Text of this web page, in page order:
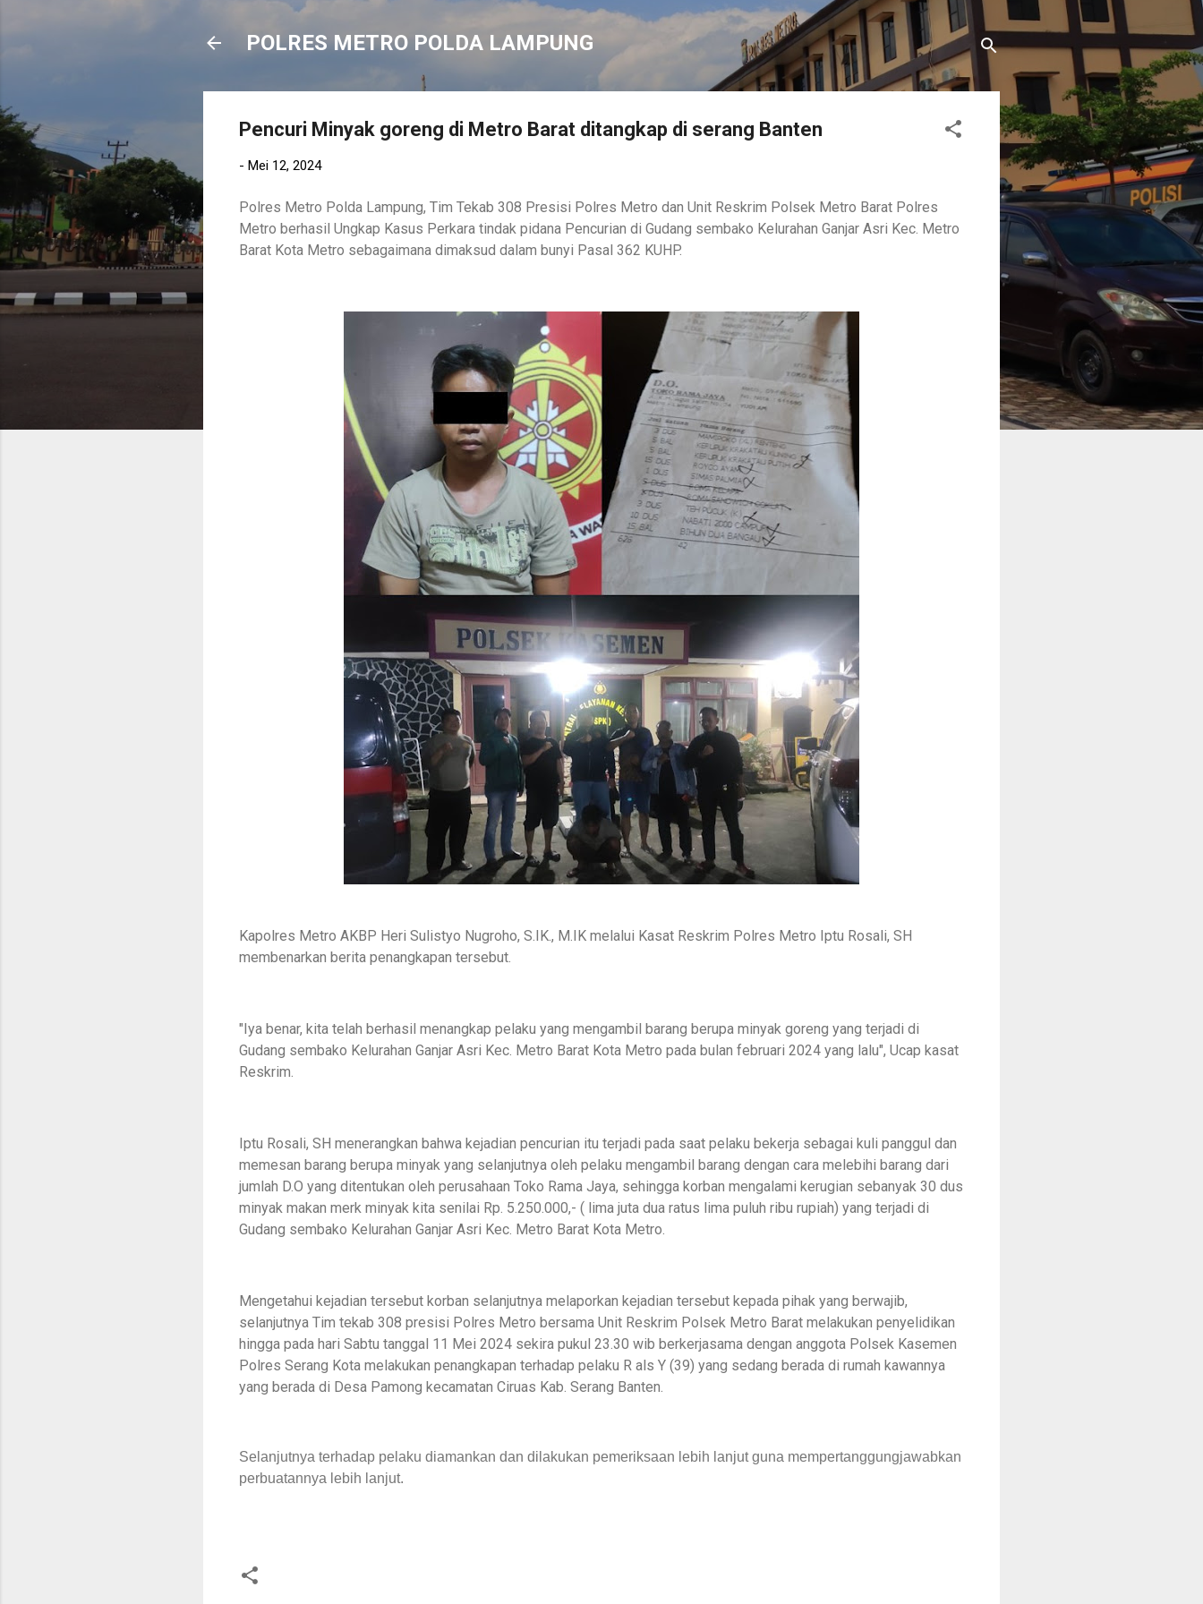
Langsung ke konten utama
POLRES METRO POLDA LAMPUNG
Pencuri Minyak goreng di Metro Barat ditangkap di serang Banten
- Mei 12, 2024
Polres Metro Polda Lampung, Tim Tekab 308 Presisi Polres Metro dan Unit Reskrim Polsek Metro Barat Polres
Metro berhasil Ungkap Kasus Perkara tindak pidana Pencurian di Gudang sembako Kelurahan Ganjar Asri Kec. Metro
Barat Kota Metro sebagaimana dimaksud dalam bunyi Pasal 362 KUHP.
Kapolres Metro AKBP Heri Sulistyo Nugroho, S.IK., M.IK melalui Kasat Reskrim Polres Metro Iptu Rosali, SH
membenarkan berita penangkapan tersebut.
"Iya benar, kita telah berhasil menangkap pelaku yang mengambil barang berupa minyak goreng yang terjadi di
Gudang sembako Kelurahan Ganjar Asri Kec. Metro Barat Kota Metro pada bulan februari 2024 yang lalu", Ucap kasat
Reskrim.
Iptu Rosali, SH menerangkan bahwa kejadian pencurian itu terjadi pada saat pelaku bekerja sebagai kuli panggul dan
memesan barang berupa minyak yang selanjutnya oleh pelaku mengambil barang dengan cara melebihi barang dari
jumlah D.O yang ditentukan oleh perusahaan Toko Rama Jaya, sehingga korban mengalami kerugian sebanyak 30 dus
minyak makan merk minyak kita senilai Rp. 5.250.000,- ( lima juta dua ratus lima puluh ribu rupiah) yang terjadi di
Gudang sembako Kelurahan Ganjar Asri Kec. Metro Barat Kota Metro.
Mengetahui kejadian tersebut korban selanjutnya melaporkan kejadian tersebut kepada pihak yang berwajib,
selanjutnya Tim tekab 308 presisi Polres Metro bersama Unit Reskrim Polsek Metro Barat melakukan penyelidikan
hingga pada hari Sabtu tanggal 11 Mei 2024 sekira pukul 23.30 wib berkerjasama dengan anggota Polsek Kasemen
Polres Serang Kota melakukan penangkapan terhadap pelaku R als Y (39) yang sedang berada di rumah kawannya
yang berada di Desa Pamong kecamatan Ciruas Kab. Serang Banten.
Selanjutnya terhadap pelaku diamankan dan dilakukan pemeriksaan lebih lanjut guna mempertanggungjawabkan
perbuatannya lebih lanjut.